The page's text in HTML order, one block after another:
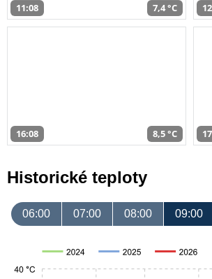
11:08 7,4 °C
16:08 8,5 °C
Historické teploty
06:00 07:00 08:00 09:00